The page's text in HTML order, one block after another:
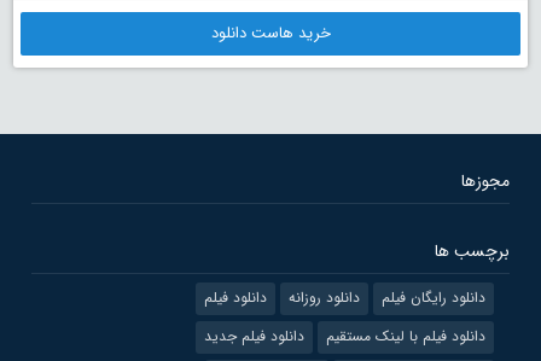
خرید هاست دانلود
مجوزها
برچسب ها
دانلود رایگان فیلم دانلود روزانه
دانلود فیلم
دانلود فیلم با لینک مستقیم
دانلود فیلم جدید